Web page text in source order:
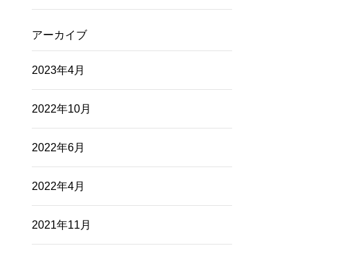
アーカイブ
2023年4月
2022年10月
2022年6月
2022年4月
2021年11月